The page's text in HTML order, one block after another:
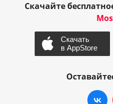
Скачайте